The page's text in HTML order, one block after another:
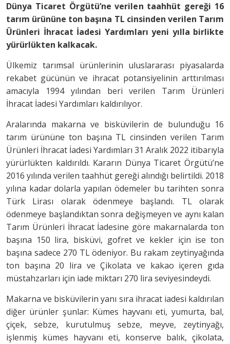
Dünya Ticaret Örgütü’ne verilen taahhüt gereği 16
tarım ürününe ton başına TL cinsinden verilen Tarım
Ürünleri İhracat İadesi Yardımları yeni yılla birlikte
yürürlükten kalkacak.
Ülkemiz tarımsal ürünlerinin uluslararası piyasalarda
rekabet gücünün ve ihracat potansiyelinin arttırılması
amacıyla 1994 yılından beri verilen Tarım Ürünleri
İhracat İadesi Yardımları kaldırılıyor.
Aralarında makarna ve bisküvilerin de bulunduğu 16
tarım ürününe ton başına TL cinsinden verilen Tarım
Ürünleri İhracat İadesi Yardımları 31 Aralık 2022 itibarıyla
yürürlükten kaldırıldı. Kararın Dünya Ticaret Örgütü’ne
2016 yılında verilen taahhüt gereği alındığı belirtildi. 2018
yılına kadar dolarla yapılan ödemeler bu tarihten sonra
Türk Lirası olarak ödenmeye başlandı. TL olarak
ödenmeye başlandıktan sonra değişmeyen ve aynı kalan
Tarım Ürünleri İhracat İadesine göre makarnalarda ton
başına 150 lira, bisküvi, gofret ve kekler için ise ton
başına sadece 270 TL ödeniyor. Bu rakam zeytinyağında
ton başına 20 lira ve Çikolata ve kakao içeren gıda
müstahzarları için iade miktarı 270 lira seviyesindeydi.
Makarna ve bisküvilerin yanı sıra ihracat iadesi kaldırılan
diğer ürünler şunlar: Kümes hayvanı eti, yumurta, bal,
çiçek, sebze, kurutulmuş sebze, meyve, zeytinyağı,
işlenmiş kümes hayvanı eti, konserve balık, çikolata,